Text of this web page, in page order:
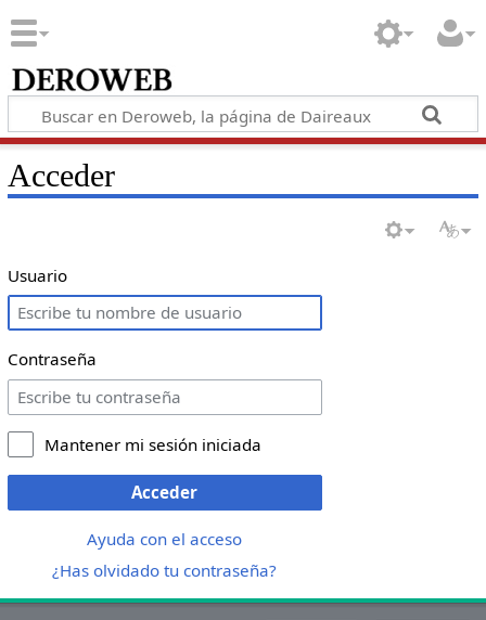
Acceder
Usuario
Contraseña
Mantener mi sesión iniciada
Acceder
Ayuda con el acceso
¿Has olvidado tu contraseña?